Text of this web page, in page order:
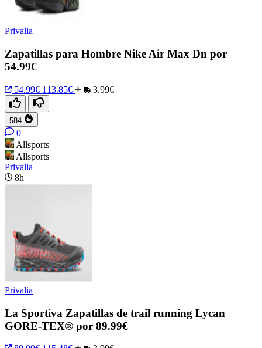
Privalia
Zapatillas para Hombre Nike Air Max Dn por
54.99€
54.99€ 113.85€ 3.99€
584
0
Allsports
Allsports
Privalia
8h
Privalia
La Sportiva Zapatillas de trail running Lycan
GORE-TEX® por 89.99€